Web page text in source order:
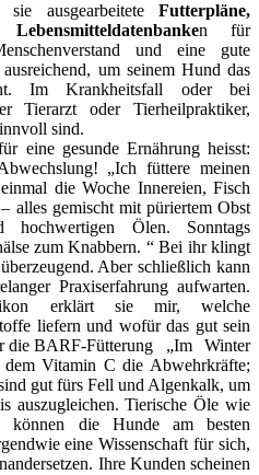
ausgearbeitete Futterpläne,
n für
und eine gute
um seinem Hund das
Im Krankheitsfall oder bei
Tierarzt oder Tierheilpraktiker,
sind.
eine gesunde Ernährung heisst:
„Ich füttere meinen
die Woche Innereien, Fisch
alles gemischt mit püriertem Obst
Ölen. Sonntags
zum Knabbern. “ Bei ihr klingt
Aber schließlich kann
Praxiserfahrung aufwarten.
erklärt sie mir, welche
liefern und wofür das gut sein
„Im Winter
dem Vitamin C die Abwehrkräfte;
gut fürs Fell und Algenkalk, um
auszugleichen. Tierische Öle wie
können die Hunde am besten
eine Wissenschaft für sich,
Ihre Kunden scheinen